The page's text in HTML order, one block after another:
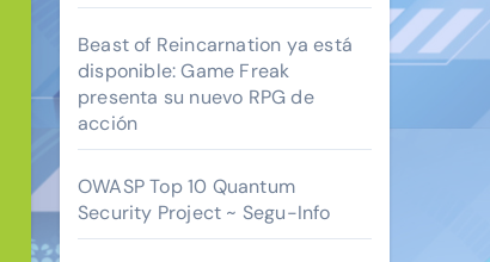
Beast of Reincarnation ya está
disponible: Game Freak
presenta su nuevo RPG de
acción
OWASP Top 10 Quantum
Security Project ~ Segu-Info